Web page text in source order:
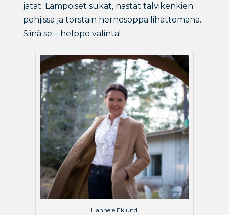
jätät. Lämpöiset sukat, nastat talvikenkien
pohjissa ja torstain hernesoppa lihattomana.
Siinä se – helppo valinta!
Hannele Eklund